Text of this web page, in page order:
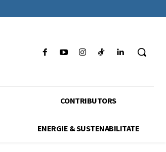
CONTRIBUTORS
ENERGIE & SUSTENABILITATE